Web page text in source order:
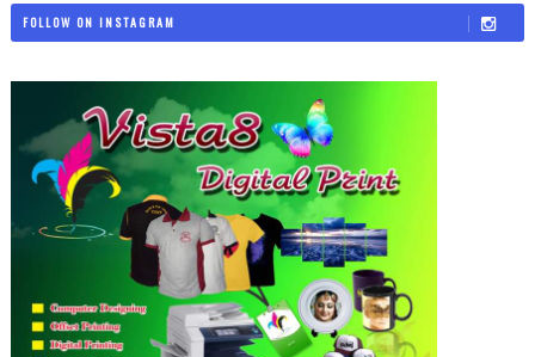
FOLLOW ON INSTAGRAM